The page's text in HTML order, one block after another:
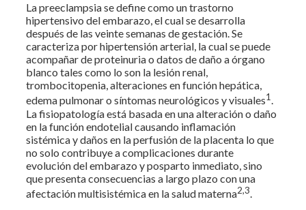
La preeclampsia se define como un trastorno
hipertensivo del embarazo, el cual se desarrolla
después de las veinte semanas de gestación. Se
caracteriza por hipertensión arterial, la cual se puede
acompañar de proteinuria o datos de daño a órgano
blanco tales como lo son la lesión renal,
trombocitopenia, alteraciones en función hepática,
edema pulmonar o síntomas neurológicos y visuales1.
La fisiopatología está basada en una alteración o daño
en la función endotelial causando inflamación
sistémica y daños en la perfusión de la placenta lo que
no solo contribuye a complicaciones durante
evolución del embarazo y posparto inmediato, sino
que presenta consecuencias a largo plazo con una
afectación multisistémica en la salud materna2,3.